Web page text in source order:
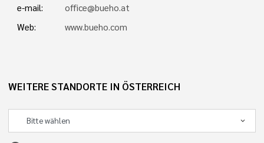
e-mail:
office@bueho.at
Web:
www.bueho.com
WEITERE STANDORTE IN ÖSTERREICH